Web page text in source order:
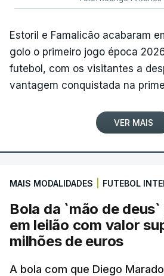
Estoril e Famalicão acabaram
golo o primeiro jogo época
futebol, com os visitantes a
vantagem conquistada na
VER MAIS
MAIS MODALIDADES FUTEBOL
Bola da `mão de
em leilão com valor
milhões de euros
A bola com que Diego